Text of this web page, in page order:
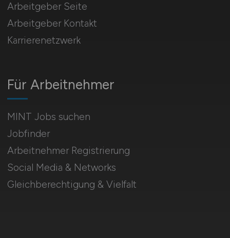
Für Arbeitnehmer
MINT Jobs suchen
Jobfinder
Arbeitnehmer Registrierung
Social Media & Networks
Gleichberechtigung & Vielfalt
Arbeitgeber Seite
Arbeitgeber Kontakt
Karrierenetzwerk